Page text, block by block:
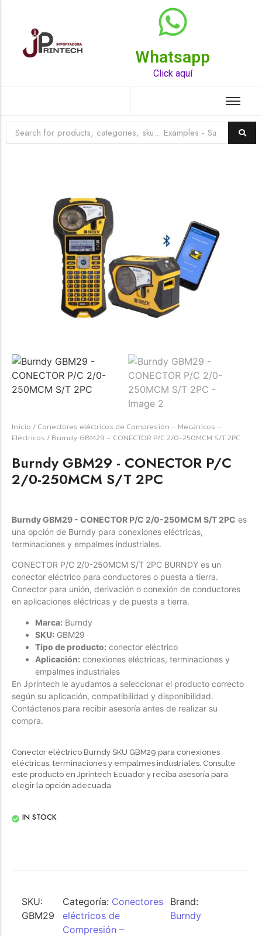
Whatsapp
Click aquí
Top Rated Product
☆☆☆☆☆
Raychem HVT-Z-253/353-G – PUNTA
TERMINAL UNIP INT 35KV 2/0-350 MCM
para conexiones eléctricas, terminaciones y empalmes
industriales. Consulte este producto en Jprintech…
Add to Cart
Womenswear
Forfeited you engrossed
Forfeited you engrossed
Especially favourable
Menswear
Forfeited you engrossed
Another as studied
Forfeited you engrossed
Especially favourable
Video
Inicio / Conectores eléctricos de Compresión – Mecánicos –
Eléctricos / Burndy GBM29 – CONECTOR P/C 2/0-250MCM S/T 2PC
Burndy GBM29 - CONECTOR P/C
2/0-250MCM S/T 2PC
Burndy GBM29 - CONECTOR P/C 2/0-250MCM S/T 2PC es
una opción de Burndy para conexiones eléctricas,
terminaciones y empalmes industriales.
CONECTOR P/C 2/0-250MCM S/T 2PC BURNDY es un
conector eléctrico para conductores o puesta a tierra.
Conector para unión, derivación o conexión de conductores
en aplicaciones eléctricas y de puesta a tierra.
Marca: Burndy
SKU: GBM29
Tipo de producto: conector eléctrico
Aplicación: conexiones eléctricas, terminaciones y
empalmes industriales
En Jprintech le ayudamos a seleccionar el producto correcto
según su aplicación, compatibilidad y disponibilidad.
Contáctenos para recibir asesoría antes de realizar su
compra.
Conector eléctrico Burndy SKU GBM29 para conexiones
eléctricas, terminaciones y empalmes industriales. Consulte
este producto en Jprintech Ecuador y reciba asesoría para
elegir la opción adecuada.
IN STOCK
SKU:
GBM29
Categoría: Conectores
eléctricos de
Compresión –
Brand:
Burndy